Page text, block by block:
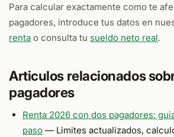
Para calcular exactamente como te
pagadores, introduce tus datos en
renta o consulta tu sueldo neto real.
Articulos relacionados
pagadores
Renta 2026 con dos pagadores:
paso— Limites actualizados,